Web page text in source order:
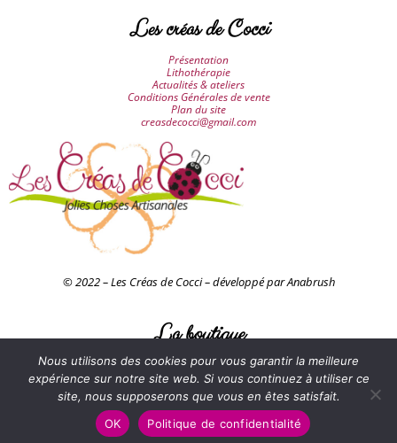
Les créas de Cocci
Présentation
Lithothérapie
Actualités & ateliers
Conditions Générales de vente
Plan du site
creasdecocci@gmail.com
© 2022 – Les Créas de Cocci – développé par Anabrush
La boutique
Accessoires & décorations
Attrapes-rêves
Juju-hats
Perles
Tableaux petits papiers
Panier
Nous utilisons des cookies pour vous garantir la meilleure
expérience sur notre site web. Si vous continuez à utiliser ce
site, nous supposerons que vous en êtes satisfait.
OK
Politique de confidentialité